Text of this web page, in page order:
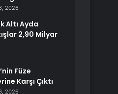
2026
Altı Ayda
2,90 Milyar
Füze
Karşı Çıktı
2026